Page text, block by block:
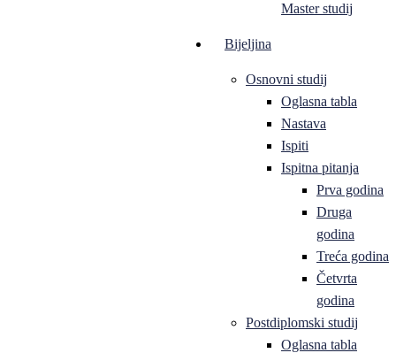
Master studij
Bijeljina
Osnovni studij
Oglasna tabla
Nastava
Ispiti
Ispitna pitanja
Prva godina
Druga
godina
Treća godina
Četvrta
godina
Postdiplomski studij
Oglasna tabla